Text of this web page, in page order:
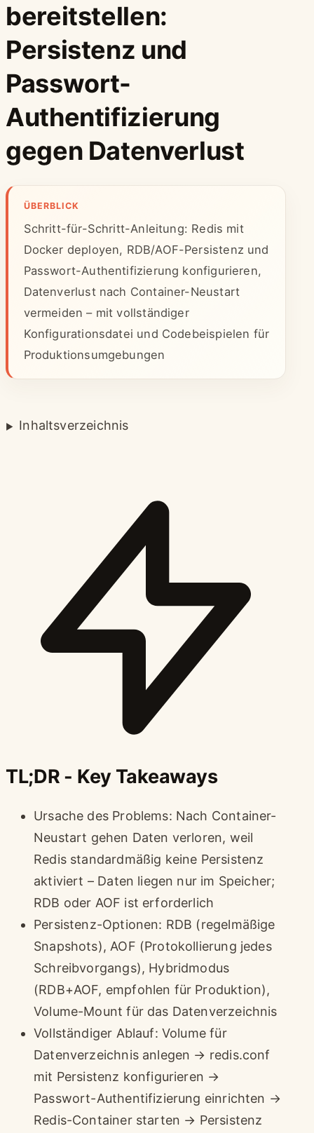
bereitstellen:
Persistenz und
Passwort-
Authentifizierung
gegen Datenverlust
ÜBERBLICK
Schritt-für-Schritt-Anleitung: Redis mit
Docker deployen, RDB/AOF-Persistenz und
Passwort-Authentifizierung konfigurieren,
Datenverlust nach Container-Neustart
vermeiden – mit vollständiger
Konfigurationsdatei und Codebeispielen für
Produktionsumgebungen
Inhaltsverzeichnis
TL;DR - Key Takeaways
Ursache des Problems: Nach Container-
Neustart gehen Daten verloren, weil
Redis standardmäßig keine Persistenz
aktiviert – Daten liegen nur im Speicher;
RDB oder AOF ist erforderlich
Persistenz-Optionen: RDB (regelmäßige
Snapshots), AOF (Protokollierung jedes
Schreibvorgangs), Hybridmodus
(RDB+AOF, empfohlen für Produktion),
Volume-Mount für das Datenverzeichnis
Vollständiger Ablauf: Volume für
Datenverzeichnis anlegen → redis.conf
mit Persistenz konfigurieren →
Passwort-Authentifizierung einrichten →
Redis-Container starten → Persistenz